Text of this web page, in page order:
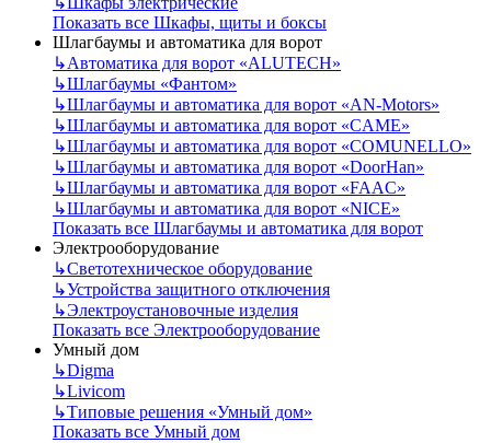
Показать все Шкафы, щиты и боксы
Шлагбаумы и автоматика для ворот
↳Автоматика для ворот «ALUTECH»
↳Шлагбаумы «Фантом»
↳Шлагбаумы и автоматика для ворот «AN-Motors»
↳Шлагбаумы и автоматика для ворот «CAME»
↳Шлагбаумы и автоматика для ворот «COMUNELLO»
↳Шлагбаумы и автоматика для ворот «DoorHan»
↳Шлагбаумы и автоматика для ворот «FAAC»
↳Шлагбаумы и автоматика для ворот «NICE»
Показать все Шлагбаумы и автоматика для ворот
Электрооборудование
↳Светотехническое оборудование
↳Устройства защитного отключения
↳Электроустановочные изделия
Показать все Электрооборудование
Умный дом
↳Digma
↳Livicom
↳Типовые решения «Умный дом»
Показать все Умный дом